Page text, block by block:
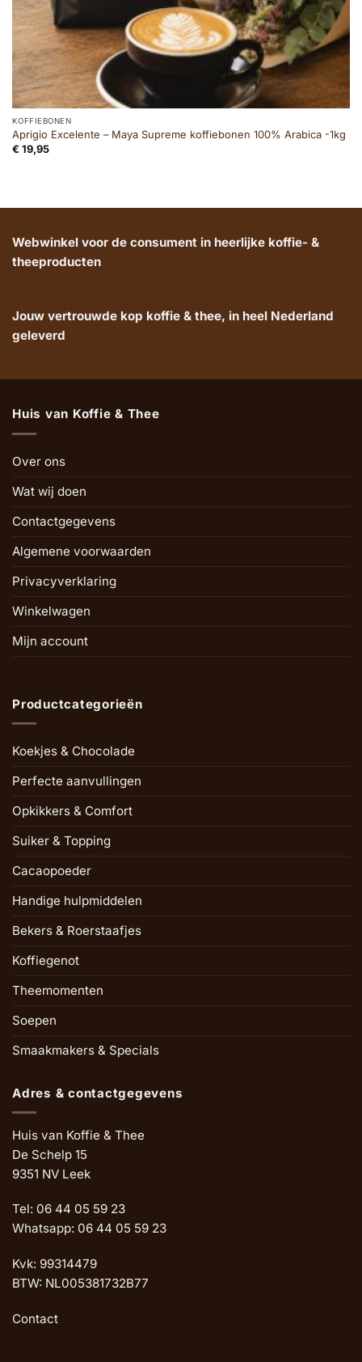
KOFFIEBONEN
Aprigio Excelente – Maya Supreme koffiebonen 100% Arabica -1kg
€ 19,95
Webwinkel voor de consument in heerlijke koffie- &
theeproducten
Jouw vertrouwde kop koffie & thee, in heel Nederland
geleverd
Huis van Koffie & Thee
Over ons
Wat wij doen
Contactgegevens
Algemene voorwaarden
Privacyverklaring
Winkelwagen
Mijn account
Productcategorieën
Koekjes & Chocolade
Perfecte aanvullingen
Opkikkers & Comfort
Suiker & Topping
Cacaopoeder
Handige hulpmiddelen
Bekers & Roerstaafjes
Koffiegenot
Theemomenten
Soepen
Smaakmakers & Specials
Adres & contactgegevens
Huis van Koffie & Thee
De Schelp 15
9351 NV Leek
Tel: 06 44 05 59 23
Whatsapp: 06 44 05 59 23
Kvk: 99314479
BTW: NL005381732B77
Contact